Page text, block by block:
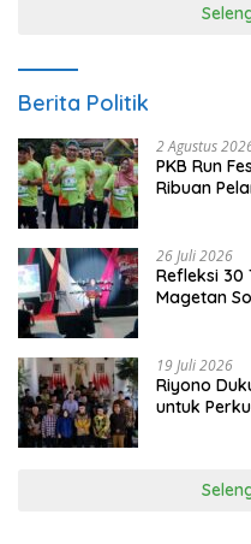
Berita Politik
2 Agustus
PKB Run
Ribuan
26 Juli 2026
Refleksi 30
Magetan
19 Juli 2026
Riyono
untuk